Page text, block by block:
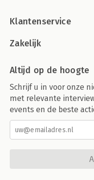
Klantenservice
Zakelijk
Altijd op de hoogte
Schrijf u in voor onze
met relevante
events en de beste